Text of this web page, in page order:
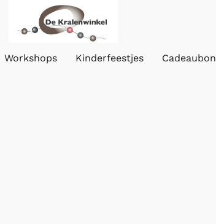
Workshops Kinderfeestjes Cadeaubon